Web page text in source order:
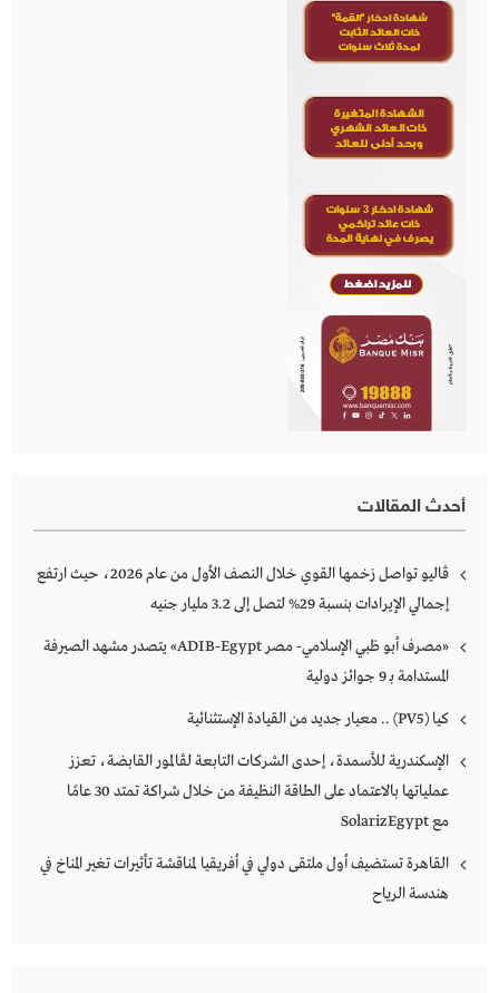
أحدث المقالات
ڤاليو تواصل زخمها القوي خلال النصف الأول من عام 2026، حيث ارتفع
إجمالي الإيرادات بنسبة 29% لتصل إلى 3.2 مليار جنيه
«مصرف أبو ظبي الإسلامي- مصر ADIB-Egypt» يتصدر مشهد الصيرفة
المستدامة بـ 9 جوائز دولية
كـــــيا (PV5) .. معيار جديد من القيادة الإستثنائية
الإسكندرية للأسمدة، إحدى الشركات التابعة لڤالمور القابضة، تعزز
عملياتها بالاعتماد على الطاقة النظيفة من خلال شراكة تمتد 30 عامًا
مع SolarizEgypt
القاهرة تستضيف أول ملتقى دولي في أفريقيا لمناقشة تأثيرات تغير المناخ في
هندسة الرياح